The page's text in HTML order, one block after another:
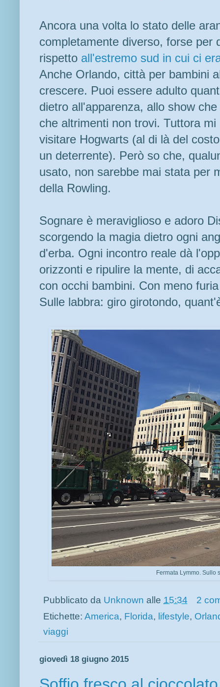
Ancora una volta lo stato delle
completamente diverso, forse per
rispetto all'estremo sud in cui ci
Anche Orlando, città per bambini
crescere. Puoi essere adulto
dietro all'apparenza, allo show
che altrimenti non trovi. Tuttora
visitare Hogwarts (al di là del
un deterrente). Però so che,
usato, non sarebbe mai stata per
della Rowling.
Sognare è meraviglioso e adoro
scorgendo la magia dietro ogni
d'erba. Ogni incontro reale dà
orizzonti e ripulire la mente, di
con occhi bambini. Con meno
Sulle labbra: giro girotondo,
Fermata Lymmo. Sullo
Pubblicato da Unknown alle 15:34
2
Etichette: America, Florida, lifestyle,
viaggi
giovedì 18 giugno 2015